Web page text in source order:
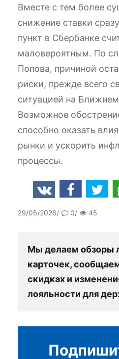
Вместе с тем более
снижение ставки
пункт в Сбербанке
маловероятным. По
Попова, причиной
риски, прежде всего
ситуацией на
Возможное
способно оказать
рынки и ускорить
процессы.
29/05/2026 0 45
Мы делаем обзоры
карточек,
скидках и
лояльности для